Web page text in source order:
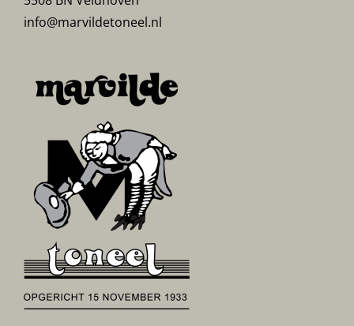
info@marvildetoneel.nl